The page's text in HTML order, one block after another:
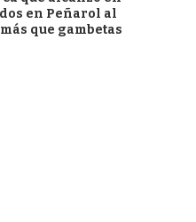
en Peñarol al
que gambetas